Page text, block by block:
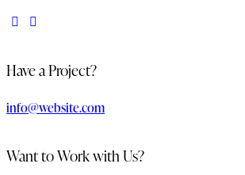
facebook-
instagram
Have a Project?
info@website.com
Want to Work with Us?